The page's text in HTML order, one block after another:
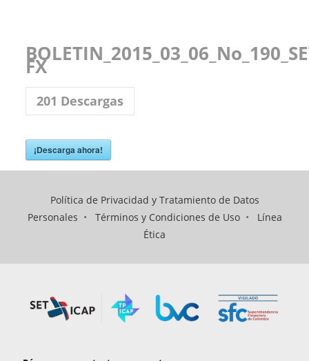
FX
201 Descargas
¡Descarga ahora!
Política de Privacidad y Tratamiento de Datos
Personales • Términos y Condiciones de Uso• Línea
Ética